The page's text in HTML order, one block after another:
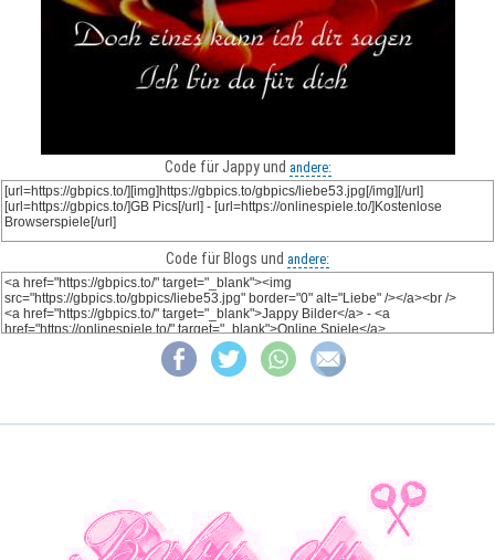
Code für Jappy und andere:
Code für Blogs und andere: